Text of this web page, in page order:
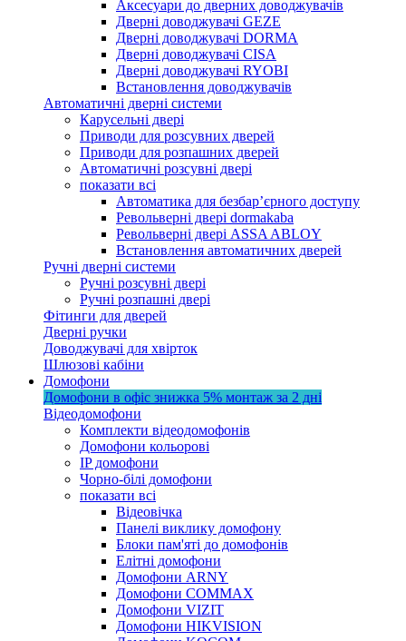
Аксесуари до дверних доводжувачів
Дверні доводжувачі GEZE
Дверні доводжувачі DORMA
Дверні доводжувачі CISA
Дверні доводжувачі RYOBI
Встановлення доводжувачів
Автоматичні дверні системи
Карусельні двері
Приводи для розсувних дверей
Приводи для розпашних дверей
Автоматичні розсувні двері
показати всі
Автоматика для безбар’єрного доступу
Револьверні двері dormakaba
Револьверні двері ASSA ABLOY
Встановлення автоматичних дверей
Ручні дверні системи
Ручні розсувні двері
Ручні розпашні двері
Фітинги для дверей
Дверні ручки
Доводжувачі для хвірток
Шлюзові кабіни
Домофони
Домофони в офіс знижка 5% монтаж за 2 дні
Відеодомофони
Комплекти відеодомофонів
Домофони кольорові
IP домофони
Чорно-білі домофони
показати всі
Відеовічка
Панелі виклику домофону
Блоки пам'яті до домофонів
Елітні домофони
Домофони ARNY
Домофони COMMAX
Домофони VIZIT
Домофони HIKVISION